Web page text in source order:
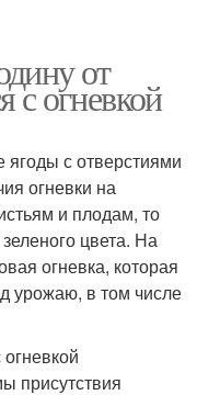
от
с огневкой
ягоды с отверстиями
огневки на
и плодам, то
цвета. На
огневка, которая
урожаю, в том числе
присутствия